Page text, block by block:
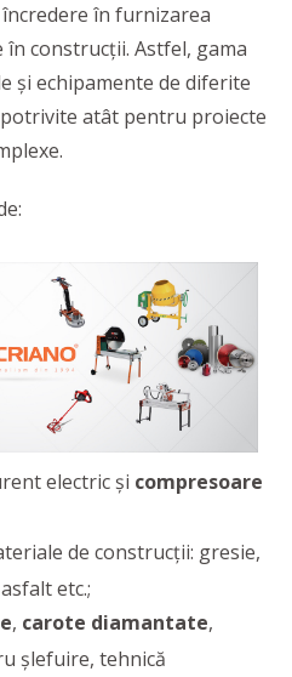
în furnizarea
construcții. Astfel, gama
și echipamente de diferite
atât pentru proiecte
electric și compresoare
de construcții: gresie,
etc.;
, carote diamantate,
șlefuire, tehnică